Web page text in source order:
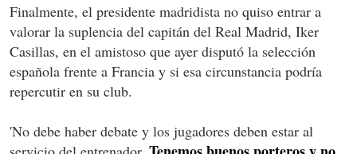
Finalmente, el presidente madridista no quiso entrar a
valorar la suplencia del capitán del Real Madrid, Iker
Casillas, en el amistoso que ayer disputó la selección
española frente a Francia y si esa circunstancia podría
repercutir en su club.
'No debe haber debate y los jugadores deben estar al